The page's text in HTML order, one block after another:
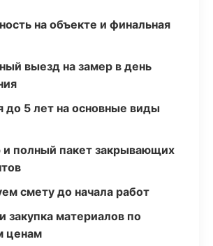
на объекте и финальная
выезд на замер в день
до 5 лет на основные виды
и полный пакет закрывающих
смету до начала работ
закупка материалов по
ценам